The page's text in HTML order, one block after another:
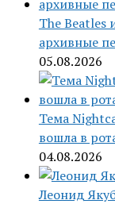
The Beatles
архивные
05.08.2026
Тема
вошла в
04.08.2026
Леонид